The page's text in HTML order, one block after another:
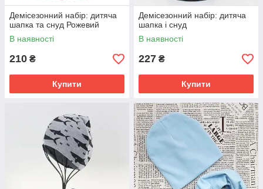
Демісезонний набір: дитяча
шапка та снуд Рожевий
В наявності
210 ₴
Купити
Демісезонний набір: дитяча
шапка і снуд
В наявності
227 ₴
Купити